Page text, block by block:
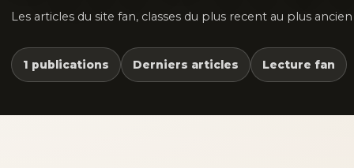
Les articles du site fan, classes du plus recent au plus
1 publications Derniers articles Lecture fan